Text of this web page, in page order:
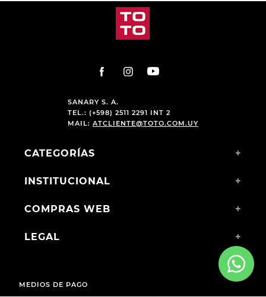
SANARY S. A.
TEL.: (+598) 2511 2291 INT 2
MAIL: ATCLIENTE@TOTO.COM.UY
CATEGORÍAS +
INSTITUCIONAL +
COMPRAS WEB +
LEGAL +
MEDIOS DE PAGO